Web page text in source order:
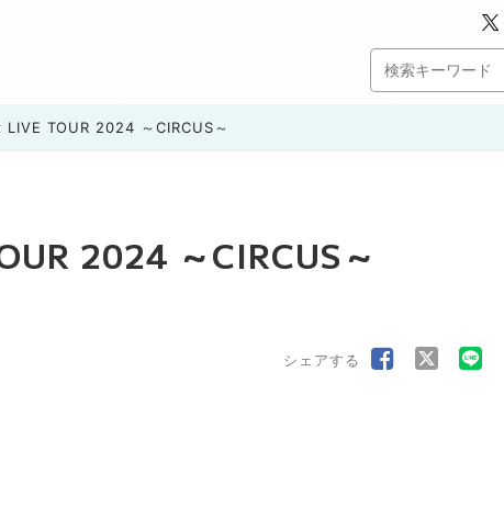
TOUR 2024 ～CIRCUS～
2024 ～CIRCUS～
シェアする